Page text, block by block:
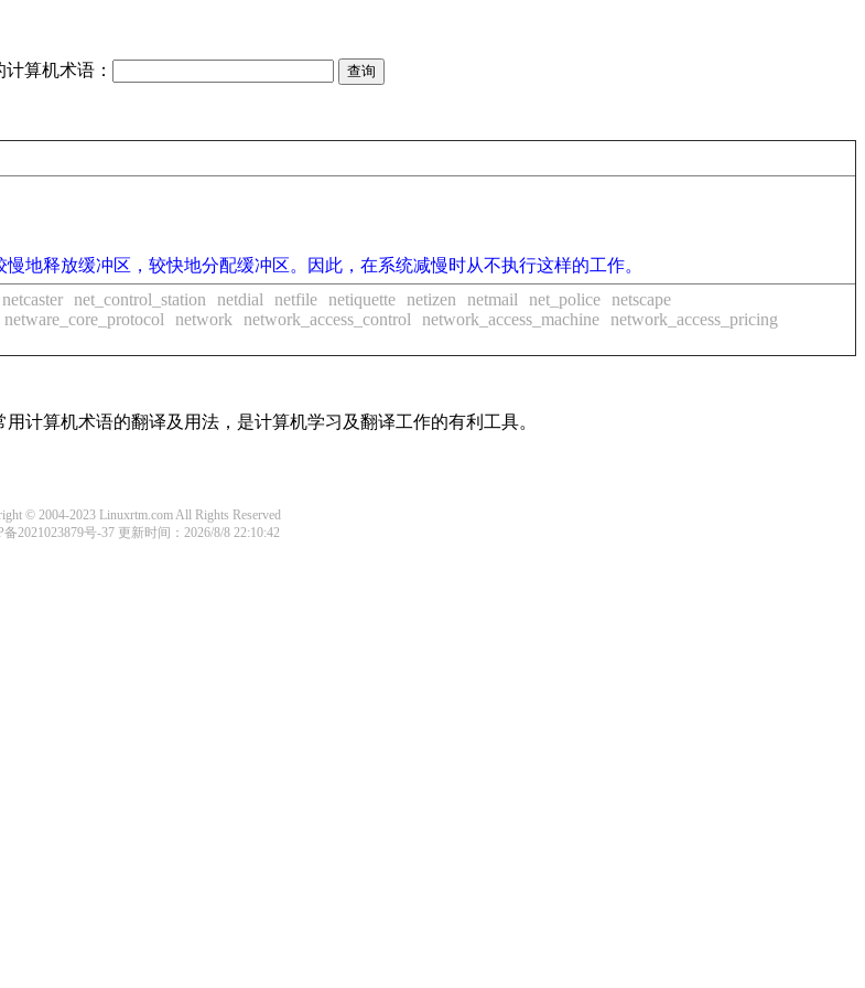
算机术语：
地释放缓冲区，较快地分配缓冲区。因此，在系统减慢时从不执行这样的工作。
netcaster net_control_station netdial netfile netiquette netizen netmail net_police
netscape
netware_core_protocol network network_access_control network_access_machine
network_access_pricing
计算机术语的翻译及用法，是计算机学习及翻译工作的有利工具。
© 2004-2023 Linuxrtm.com All Rights Reserved
备2021023879号-37更新时间：2026/8/8 22:10:42